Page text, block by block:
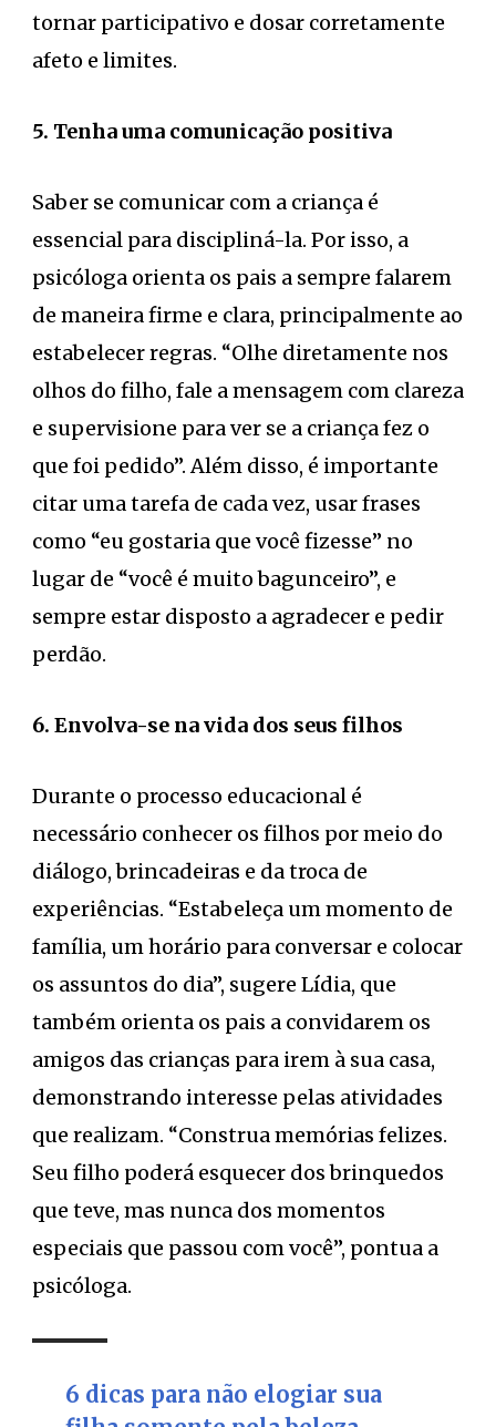
tornar participativo e dosar corretamente
afeto e limites.
5. Tenha uma comunicação positiva
Saber se comunicar com a criança é
essencial para discipliná-la. Por isso, a
psicóloga orienta os pais a sempre falarem
de maneira firme e clara, principalmente ao
estabelecer regras. “Olhe diretamente nos
olhos do filho, fale a mensagem com clareza
e supervisione para ver se a criança fez o
que foi pedido”. Além disso, é importante
citar uma tarefa de cada vez, usar frases
como “eu gostaria que você fizesse” no
lugar de “você é muito bagunceiro”, e
sempre estar disposto a agradecer e pedir
perdão.
6. Envolva-se na vida dos seus filhos
Durante o processo educacional é
necessário conhecer os filhos por meio do
diálogo, brincadeiras e da troca de
experiências. “Estabeleça um momento de
família, um horário para conversar e colocar
os assuntos do dia”, sugere Lídia, que
também orienta os pais a convidarem os
amigos das crianças para irem à sua casa,
demonstrando interesse pelas atividades
que realizam. “Construa memórias felizes.
Seu filho poderá esquecer dos brinquedos
que teve, mas nunca dos momentos
especiais que passou com você”, pontua a
psicóloga.
6 dicas para não elogiar sua